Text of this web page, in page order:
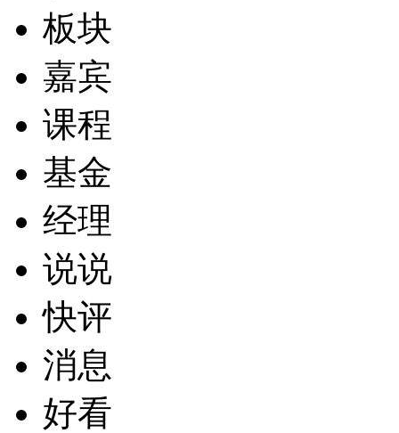
板块
嘉宾
课程
基金
经理
说说
快评
消息
好看